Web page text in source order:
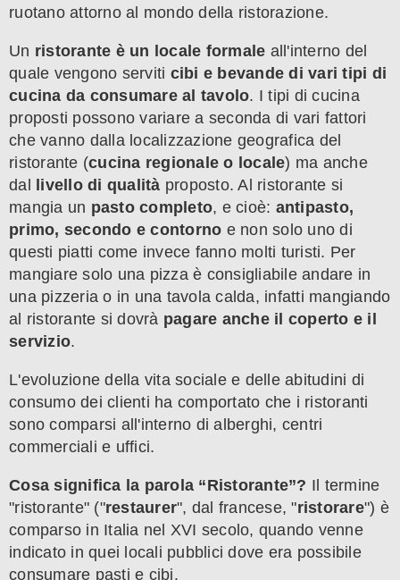
ruotano attorno al mondo della ristorazione.
Un ristorante è un locale formale all'interno del
quale vengono serviti cibi e bevande di vari tipi di
cucina da consumare al tavolo. I tipi di cucina
proposti possono variare a seconda di vari fattori
che vanno dalla localizzazione geografica del
ristorante (cucina regionale o locale) ma anche
dal
livello di qualità proposto. Al ristorante si
mangia un pasto completo, e cioè: antipasto,
primo, secondo e contorno e non solo uno di
questi piatti come invece fanno molti turisti. Per
mangiare solo una pizza è consigliabile andare in
una pizzeria o in una tavola calda, infatti mangiando
al ristorante si dovrà pagare anche il coperto e il
servizio.
L'evoluzione della vita sociale e delle abitudini di
consumo dei clienti ha comportato che i ristoranti
sono comparsi all'interno di alberghi, centri
commerciali e uffici.
Cosa significa la parola “Ristorante”? Il termine
"ristorante" ("restaurer", dal francese, "ristorare") è
comparso in Italia nel XVI secolo, quando venne
indicato in quei locali pubblici dove era possibile
consumare pasti e cibi.